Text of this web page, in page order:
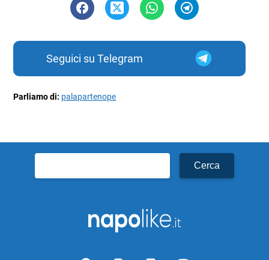
Seguici su Telegram
Parliamo di: palapartenope
per: